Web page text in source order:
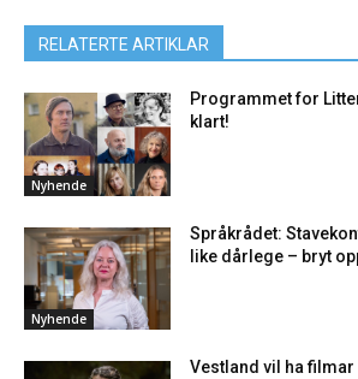
RELATERTE ARTIKLAR
Nyhende
Programmet for
klart!
Nyhende
Språkrådet:
like dårlege – bryt
Vestland vil ha